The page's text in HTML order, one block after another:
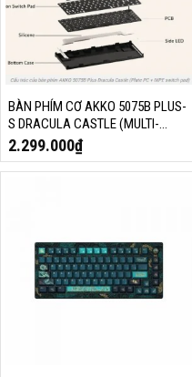
BÀN PHÍM CƠ AKKO 5075B PLUS-
S DRACULA CASTLE (MULTI-
MODES / RGB / HOTSWAP /
GASKET MOUNT / SOUTH FACING)
2.299.000₫